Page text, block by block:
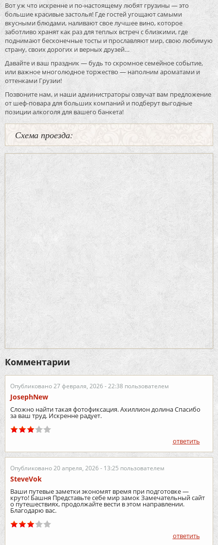
Вот уж что искренне и по-настоящему любят грузины — это
большие красивые застолья! Где гостей угощают самыми
вкусными блюдами, наливают свое лучшее вино, которое
заботливо хранят как раз для теплых встреч с близкими, где
поднимают бесконечные тосты и прославляют мир, свою любимую
страну, своих дорогих и верных друзей…
Давайте и ваш праздник — будь то скромное семейное событие,
или важное многолюдное торжество — наполним ароматами и
оттенками Грузии!
Позвоните нам, и наши администраторы озвучат вам предложение
от шеф-повара для больших компаний и подберут выгодные
позиции алкоголя для вашего банкета!
Схема проезда:
Комментарии
Опубликовано 27 февраля, 2026 - 22:38 пользователем
JosephNew
Сложно найти такая фотофиксация. Ахиллион долина Спасибо
за ваш труд. Искренне радует.
ответить
Опубликовано 20 апреля, 2026 - 13:25 пользователем
SteveVok
Ваши путевые заметки экономят время при подготовке —
круто! Башня Представьте себе мир замок Замечательный сайт
о путешествиях, продолжайте вести в этом направлении.
Благодарю вас.
ответить